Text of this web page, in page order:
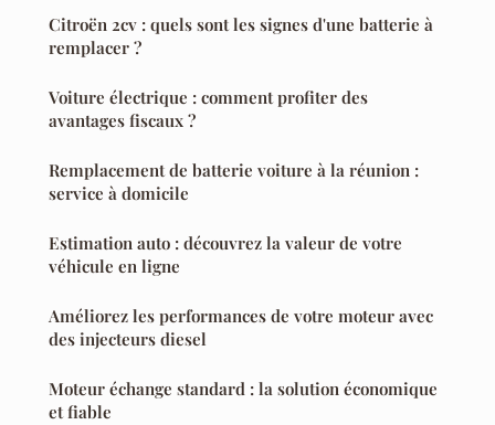
Citroën 2cv : quels sont les signes d'une batterie à
remplacer ?
Voiture électrique : comment profiter des
avantages fiscaux ?
Remplacement de batterie voiture à la réunion :
service à domicile
Estimation auto : découvrez la valeur de votre
véhicule en ligne
Améliorez les performances de votre moteur avec
des injecteurs diesel
Moteur échange standard : la solution économique
et fiable